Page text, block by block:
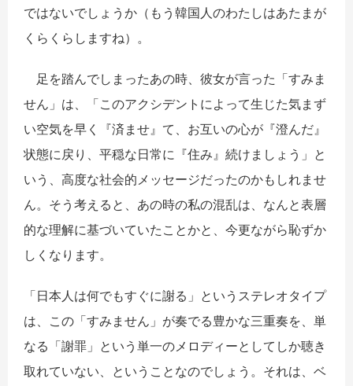
ではないでしょうか（もう韓国人のわたしはあたまが
くらくらしますね）。
足を踏んでしまったあの時、彼女が言った「すみま
せん」は、「このアクシデントによって生じた気まず
い空気を早く『済ませ』て、お互いの心が『澄んだ』
状態に戻り、平穏な日常に『住み』続けましょう」と
いう、高度な社会的メッセージだったのかもしれませ
ん。そう考えると、あの時の私の混乱は、なんと表層
的な理解に基づいていたことかと、今更ながら恥ずか
しくなります。
​「日本人は何でもすぐに謝る」というステレオタイプ
は、この「すみません」が奏でる豊かな三重奏を、単
なる「謝罪」という単一のメロディーとしてしか聴き
取れていない、ということなのでしょう。それは、ベ